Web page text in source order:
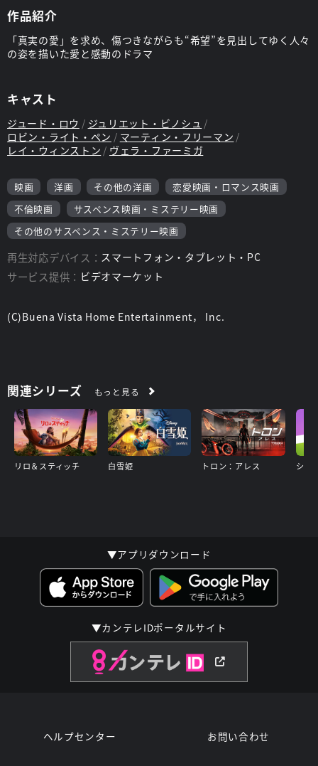
作品紹介
「真実の愛」を求め、傷つきながらも“希望”を見出してゆく人々
の姿を描いた愛と感動のドラマ
キャスト
ジュード・ロウ
ジュリエット・ビノシュ
ロビン・ライト・ペン
マーティン・フリーマン
レイ・ウィンストン
ヴェラ・ファーミガ
映画 洋画 その他の洋画
恋愛映画・ロマンス映画
不倫映画
サスペンス映画・ミステリー映画
その他のサスペンス・ミステリー映画
再生対応デバイス： スマートフォン・タブレット・PC
サービス提供： ビデオマーケット
(C)Buena Vista Home Entertainment， Inc.
関連シリーズ もっと見る
リロ＆スティッチ 白雪姫 トロン：アレス
▼アプリダウンロード
▼カンテレIDポータルサイト
ヘルプセンター お問い合わせ